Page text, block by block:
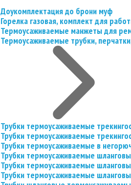
Доукомплектация до брони муф
Горелка газовая, комплект для
Термоусаживаемые манжеты для
Термоусаживаемые трубки,
Трубки термоусаживаемые
Трубки термоусаживаемые
Трубки термоусаживаемые в
Трубки термоусаживаемые
Трубки термоусаживаемые
Трубки термоусаживаемые